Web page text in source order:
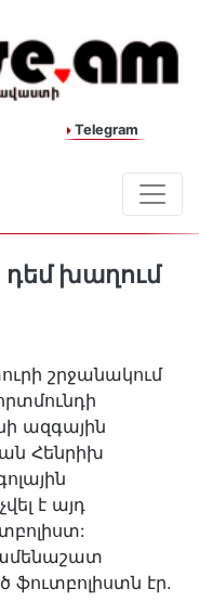
Telegram
խաղում
շրջանակում
ազգային
Հենրիխ
է այդ
էր.